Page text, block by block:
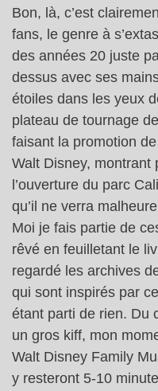
Bon, là, c’est
fans, le genre à
des années 20 juste
dessus avec ses
étoiles dans les yeux
plateau de tournage
faisant la promotion
Walt Disney, montrant
l’ouverture du parc
qu’il ne verra
Moi je fais partie de
rêvé en feuilletant le
regardé les archives
qui sont inspirés par
étant parti de rien. Du
un gros kiff, mon
Walt Disney Family
y resteront 5-10